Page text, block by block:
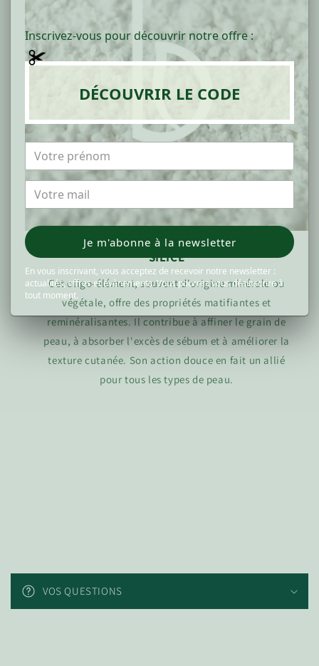
SILICE
Cet oligo-élément, souvent d'origine minérale ou
végétale, offre des propriétés matifiantes et
reminéralisantes. Il contribue à affiner le grain de
peau, à absorber l'excès de sébum et à améliorer la
texture cutanée. Son action douce en fait un allié
pour tous les types de peau.
VOS QUESTIONS
Inscrivez-vous pour découvrir notre offre :
DÉCOUVRIR LE CODE
Je m'abonne à la newsletter
En vous inscrivant, vous acceptez de recevoir notre newsletter :
actualités, offres et évènements. Vous pourrez vous désinscrire à
tout moment.